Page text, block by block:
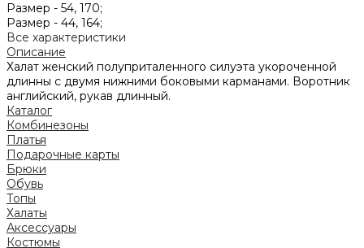
Размер - 54, 170;
Размер - 44, 164;
Все характеристики
Описание
Халат женский полуприталенного силуэта укороченной
длинны с двумя нижними боковыми карманами. Воротник
английский, рукав длинный.
Каталог
Комбинезоны
Платья
Подарочные карты
Брюки
Обувь
Топы
Халаты
Аксессуары
Костюмы